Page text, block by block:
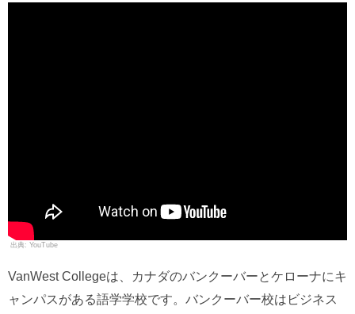
YouTube
VanWest Collegeは、カナダのバンクーバーとケローナにキ
ャンパスがある語学学校です。バンクーバー校はビジネス